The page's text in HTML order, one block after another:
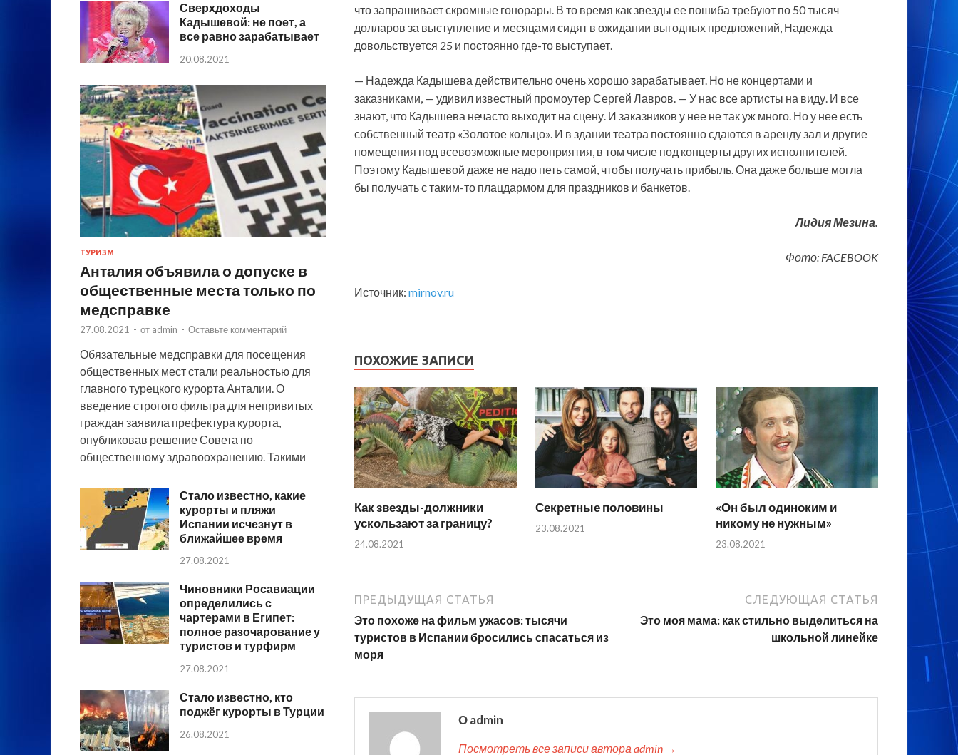
что запрашивает скромные гонорары. В то время как звезды ее пошиба требуют по 50 тысяч
долларов за выступление и месяцами сидят в ожидании выгодных предложений, Надежда
довольствуется 25 и постоянно где-то выступает.
— Надежда Кадышева действительно очень хорошо зарабатывает. Но не концертами и
заказниками, — удивил известный промоутер Сергей Лавров. — У нас все артисты на виду. И все
знают, что Кадышева нечасто выходит на сцену. И заказников у нее не так уж много. Но у нее есть
собственный театр «Золотое кольцо». И в здании театра постоянно сдаются в аренду зал и другие
помещения под всевозможные мероприятия, в том числе под концерты других исполнителей.
Поэтому Кадышевой даже не надо петь самой, чтобы получать прибыль. Она даже больше могла
бы получать с таким-то плацдармом для праздников и банкетов.
Лидия Мезина.
Фото: FACEBOOK
Источник: mirnov.ru
ПОХОЖИЕ ЗАПИСИ
Как звезды-должники
ускользают за границу?
24.08.2021
Секретные половины
23.08.2021
«Он был одиноким и
никому не нужным»
23.08.2021
ПРЕДЫДУЩАЯ СТАТЬЯ
Это похоже на фильм ужасов: тысячи
туристов в Испании бросились спасаться из
моря
СЛЕДУЮЩАЯ СТАТЬЯ
Это моя мама: как стильно выделиться на
школьной линейке
О admin
Посмотреть все записи автора admin →
Сверхдоходы
Кадышевой: не поет, а
все равно зарабатывает
20.08.2021
ТУРИЗМ
Анталия объявила о допуске в
общественные места только по
медсправке
27.08.2021 - от admin - Оставьте комментарий
Обязательные медсправки для посещения
общественных мест стали реальностью для
главного турецкого курорта Анталии. О
введение строгого фильтра для непривитых
граждан заявила префектура курорта,
опубликовав решение Совета по
общественному здравоохранению. Такими
Стало известно, какие
курорты и пляжи
Испании исчезнут в
ближайшее время
27.08.2021
Чиновники Росавиации
определились с
чартерами в Египет:
полное разочарование у
туристов и турфирм
27.08.2021
Стало известно, кто
поджёг курорты в Турции
26.08.2021